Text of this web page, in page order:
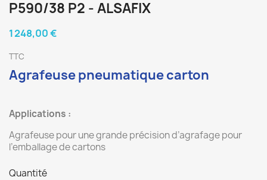
P590/38 P2 - ALSAFIX
1 248,00 €
TTC
Agrafeuse pneumatique carton
Applications :
Agrafeuse pour une grande précision d’agrafage pour
l’emballage de cartons
Quantité